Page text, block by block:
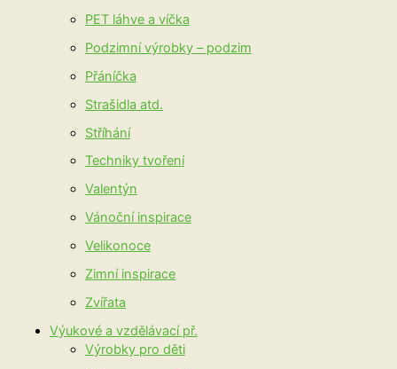
PET láhve a víčka
Podzimní výrobky – podzim
Přáníčka
Strašidla atd.
Stříhání
Techniky tvoření
Valentýn
Vánoční inspirace
Velikonoce
Zimní inspirace
Zvířata
Výukové a vzdělávací př.
Výrobky pro děti